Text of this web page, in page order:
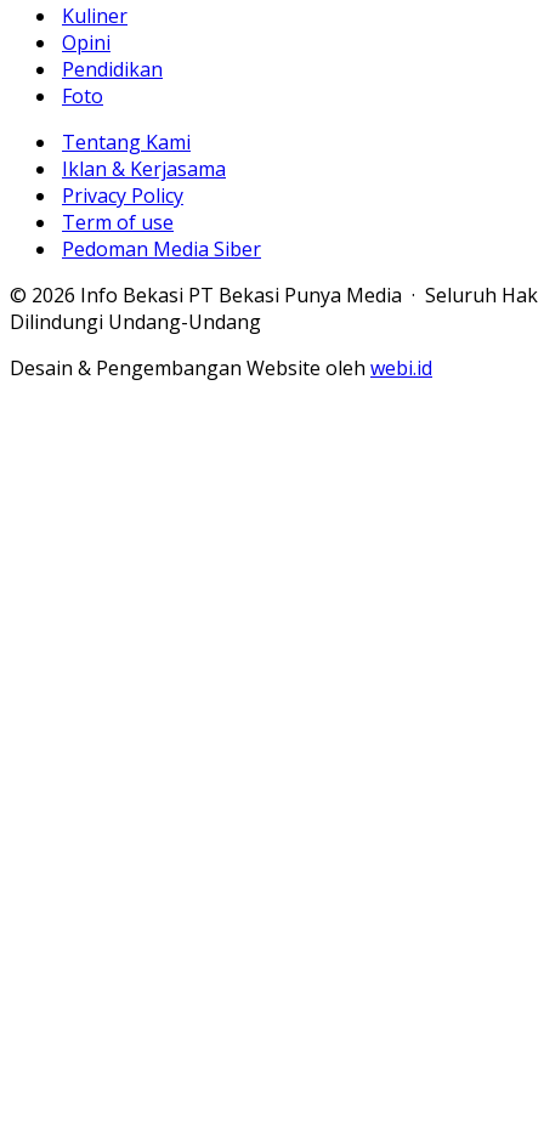
Kuliner
Opini
Pendidikan
Foto
Tentang Kami
Iklan & Kerjasama
Privacy Policy
Term of use
Pedoman Media Siber
© 2026 Info Bekasi PT Bekasi Punya Media · Seluruh Hak
Dilindungi Undang-Undang
Desain & Pengembangan Website oleh webi.id